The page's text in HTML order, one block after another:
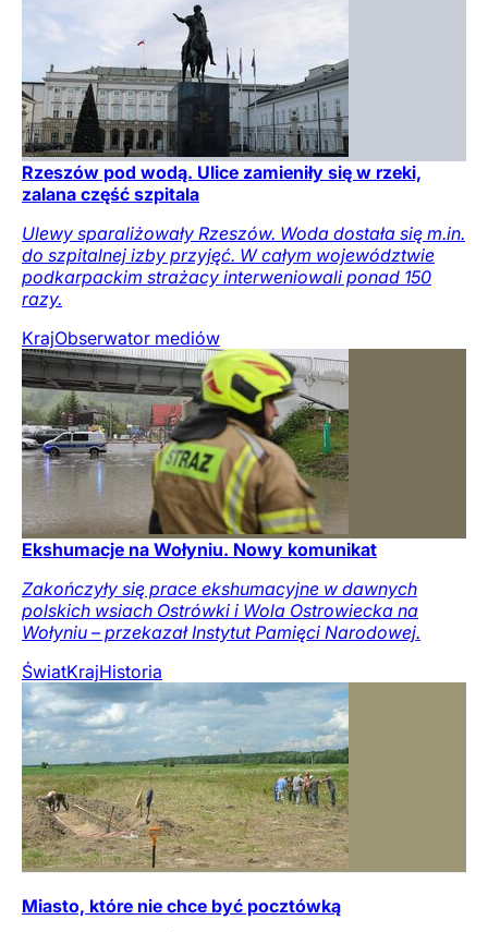
Rzeszów pod wodą. Ulice zamieniły się w rzeki,
zalana część szpitala
Ulewy sparaliżowały Rzeszów. Woda dostała się m.in.
do szpitalnej izby przyjęć. W całym województwie
podkarpackim strażacy interweniowali ponad 150
razy.
KrajObserwator mediów
Ekshumacje na Wołyniu. Nowy komunikat
Zakończyły się prace ekshumacyjne w dawnych
polskich wsiach Ostrówki i Wola Ostrowiecka na
Wołyniu – przekazał Instytut Pamięci Narodowej.
ŚwiatKrajHistoria
Miasto, które nie chce być pocztówką